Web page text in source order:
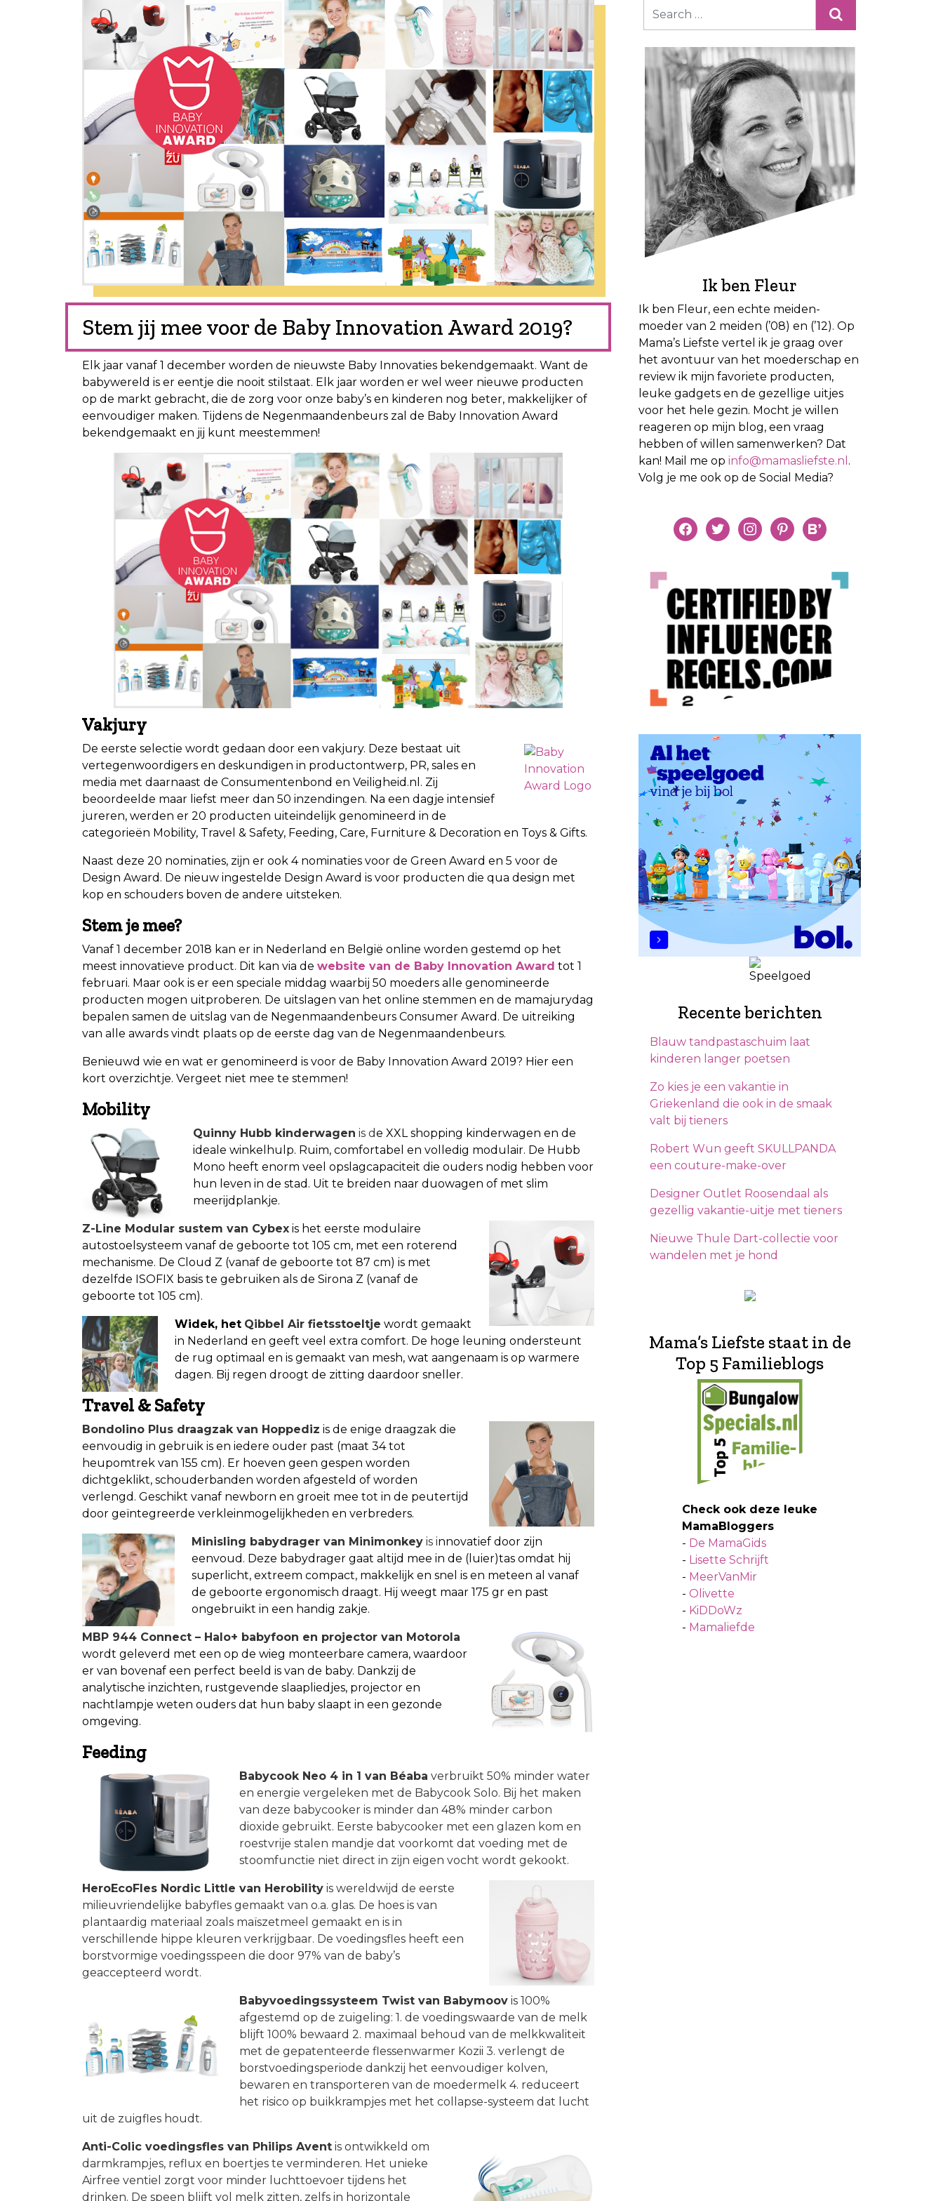
Stem jij mee voor de Baby Innovation Award 2019?
Elk jaar vanaf 1 december worden de nieuwste Baby Innovaties bekendgemaakt. Want de
babywereld is er eentje die nooit stilstaat. Elk jaar worden er wel weer nieuwe producten
op de markt gebracht, die de zorg voor onze baby’s en kinderen nog beter, makkelijker of
eenvoudiger maken. Tijdens de Negenmaandenbeurs zal de Baby Innovation Award
bekendgemaakt en jij kunt meestemmen!
Vakjury
De eerste selectie wordt gedaan door een vakjury. Deze bestaat uit
vertegenwoordigers en deskundigen in productontwerp, PR, sales en
media met daarnaast de Consumentenbond en Veiligheid.nl. Zij
beoordeelde maar liefst meer dan 50 inzendingen. Na een dagje intensief
jureren, werden er 20 producten uiteindelijk genomineerd in de
categorieën Mobility, Travel & Safety, Feeding, Care, Furniture & Decoration en Toys & Gifts.
Naast deze 20 nominaties, zijn er ook 4 nominaties voor de Green Award en 5 voor de
Design Award. De nieuw ingestelde Design Award is voor producten die qua design met
kop en schouders boven de andere uitsteken.
Stem je mee?
Vanaf 1 december 2018 kan er in Nederland en België online worden gestemd op het
meest innovatieve product. Dit kan via de website van de Baby Innovation Award tot 1
februari. Maar ook is er een speciale middag waarbij 50 moeders alle genomineerde
producten mogen uitproberen. De uitslagen van het online stemmen en de mamajurydag
bepalen samen de uitslag van de Negenmaandenbeurs Consumer Award. De uitreiking
van alle awards vindt plaats op de eerste dag van de Negenmaandenbeurs.
Benieuwd wie en wat er genomineerd is voor de Baby Innovation Award 2019? Hier een
kort overzichtje. Vergeet niet mee te stemmen!
Mobility
Quinny Hubb kinderwagen is de XXL shopping kinderwagen en de
ideale winkelhulp. Ruim, comfortabel en volledig modulair. De Hubb
Mono heeft enorm veel opslagcapaciteit die ouders nodig hebben voor
hun leven in de stad. Uit te breiden naar duowagen of met slim
meerijdplankje.
Z-Line Modular sustem van Cybex is het eerste modulaire
autostoelsysteem vanaf de geboorte tot 105 cm, met een roterend
mechanisme. De Cloud Z (vanaf de geboorte tot 87 cm) is met
dezelfde ISOFIX basis te gebruiken als de Sirona Z (vanaf de
geboorte tot 105 cm).
Widek, het Qibbel Air fietsstoeltje wordt gemaakt
in Nederland en geeft veel extra comfort. De hoge leuning ondersteunt
de rug optimaal en is gemaakt van mesh, wat aangenaam is op warmere
dagen. Bij regen droogt de zitting daardoor sneller.
Travel & Safety
Bondolino Plus draagzak van Hoppediz is de enige draagzak die
eenvoudig in gebruik is en iedere ouder past (maat 34 tot
heupomtrek van 155 cm). Er hoeven geen gespen worden
dichtgeklikt, schouderbanden worden afgesteld of worden
verlengd. Geschikt vanaf newborn en groeit mee tot in de peutertijd
door geïntegreerde verkleinmogelijkheden en verbreders.
Minisling babydrager van Minimonkey is innovatief door zijn
eenvoud. Deze babydrager gaat altijd mee in de (luier)tas omdat hij
superlicht, extreem compact, makkelijk en snel is en meteen al vanaf
de geboorte ergonomisch draagt. Hij weegt maar 175 gr en past
ongebruikt in een handig zakje.
MBP 944 Connect – Halo+ babyfoon en projector van Motorola
wordt geleverd met een op de wieg monteerbare camera, waardoor
er van bovenaf een perfect beeld is van de baby. Dankzij de
analytische inzichten, rustgevende slaapliedjes, projector en
nachtlampje weten ouders dat hun baby slaapt in een gezonde
omgeving.
Feeding
Babycook Neo 4 in 1 van Béaba verbruikt 50% minder water
en energie vergeleken met de Babycook Solo. Bij het maken
van deze babycooker is minder dan 48% minder carbon
dioxide gebruikt. Eerste babycooker met een glazen kom en
roestvrije stalen mandje dat voorkomt dat voeding met de
stoomfunctie niet direct in zijn eigen vocht wordt gekookt.
HeroEcoFles Nordic Little van Herobility is wereldwijd de eerste
milieuvriendelijke babyfles gemaakt van o.a. glas. De hoes is van
plantaardig materiaal zoals maïszetmeel gemaakt en is in
verschillende hippe kleuren verkrijgbaar. De voedingsfles heeft een
borstvormige voedingsspeen die door 97% van de baby’s
geaccepteerd wordt.
Babyvoedingssysteem Twist van Babymoov is 100%
afgestemd op de zuigeling: 1. de voedingswaarde van de melk
blijft 100% bewaard 2. maximaal behoud van de melkkwaliteit
met de gepatenteerde flessenwarmer Kozii 3. verlengt de
borstvoedingsperiode dankzij het eenvoudiger kolven,
bewaren en transporteren van de moedermelk 4. reduceert
het risico op buikkrampjes met het collapse-systeem dat lucht
uit de zuigfles houdt.
Anti-Colic voedingsfles van Philips Avent is ontwikkeld om
darmkrampjes, reflux en boertjes te verminderen. Het unieke
Airfree ventiel zorgt voor minder luchttoevoer tijdens het
drinken. De speen blijft vol melk zitten, zelfs in horizontale
Ik ben Fleur
Ik ben Fleur, een echte meiden-
moeder van 2 meiden (’08) en (’12). Op
Mama’s Liefste vertel ik je graag over
het avontuur van het moederschap en
review ik mijn favoriete producten,
leuke gadgets en de gezellige uitjes
voor het hele gezin. Mocht je willen
reageren op mijn blog, een vraag
hebben of willen samenwerken? Dat
kan! Mail me op info@mamasliefste.nl .
Volg je me ook op de Social Media?
facebooktwitterinstagrampinterestbloglovin
Recente berichten
Blauw tandpastaschuim laat
kinderen langer poetsen
Zo kies je een vakantie in
Griekenland die ook in de smaak
valt bij tieners
Robert Wun geeft SKULLPANDA
een couture-make-over
Designer Outlet Roosendaal als
gezellig vakantie-uitje met tieners
Nieuwe Thule Dart-collectie voor
wandelen met je hond
Mama’s Liefste staat in de
Top 5 Familieblogs
Check ook deze leuke
MamaBloggers
- De MamaGids
- Lisette Schrijft
- MeerVanMir
- Olivette
- KiDDoWz
- Mamaliefde